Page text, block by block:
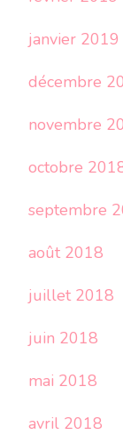
janvier 2019
décembre
novembre
octobre
septembre
août 2018
juillet 2018
juin 2018
mai 2018
avril 2018